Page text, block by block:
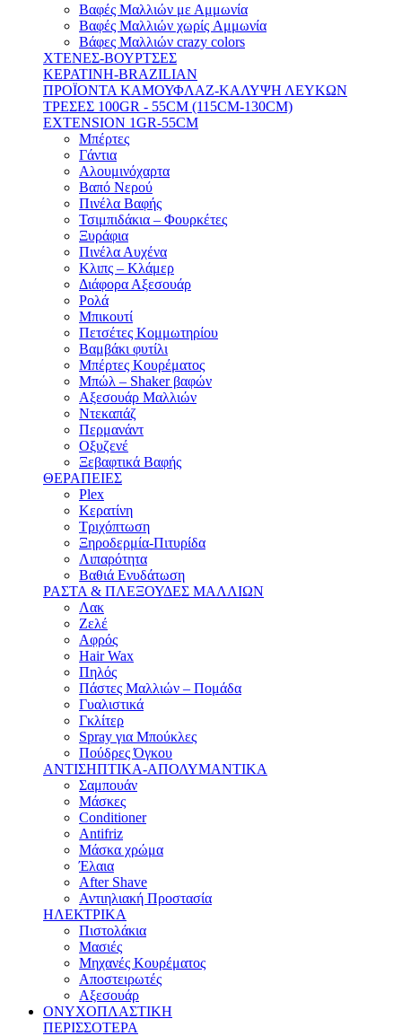
Βαφές Μαλλιών με Αμμωνία
Βαφές Μαλλιών χωρίς Aμμωνία
Βάφες Μαλλιών crazy colors
ΧΤΕΝΕΣ-ΒΟΥΡΤΣΕΣ
ΚΕΡΑΤΙΝΗ-BRAZILIAN
ΠΡΟΪΟΝΤΑ ΚΑΜΟΥΦΛΑΖ-ΚΑΛΥΨΗ ΛΕΥΚΩΝ
ΤΡΕΣΕΣ 100GR - 55CM (115CM-130CM)
EXTENSION 1GR-55CM
Μπέρτες
Γάντια
Αλουμινόχαρτα
Βαπό Νερού
Πινέλα Βαφής
Τσιμπιδάκια – Φουρκέτες
Ξυράφια
Πινέλα Αυχένα
Κλιπς – Κλάμερ
Διάφορα Αξεσουάρ
Ρολά
Μπικουτί
Πετσέτες Κομμωτηρίου
Βαμβάκι φυτίλι
Μπέρτες Κουρέματος
Μπώλ – Shaker βαφών
Αξεσουάρ Μαλλιών
Ντεκαπάζ
Περμανάντ
Οξυζενέ
Ξεβαφτικά Βαφής
ΘΕΡΑΠΕΙΕΣ
Plex
Κερατίνη
Τριχόπτωση
Ξηροδερμία-Πιτυρίδα
Λιπαρότητα
Βαθιά Ενυδάτωση
ΡΑΣΤΑ & ΠΛΕΞΟΥΔΕΣ ΜΑΛΛΙΩΝ
Λακ
Ζελέ
Αφρός
Hair Wax
Πηλός
Πάστες Μαλλιών – Πομάδα
Γυαλιστικά
Γκλίτερ
Spray για Μπούκλες
Πούδρες Όγκου
ΑΝΤΙΣΗΠΤΙΚΑ-ΑΠΟΛΥΜΑΝΤΙΚΑ
Σαμπουάν
Μάσκες
Conditioner
Antifriz
Μάσκα χρώμα
Έλαια
After Shave
Αντιηλιακή Προστασία
ΗΛΕΚΤΡΙΚΑ
Πιστολάκια
Μασιές
Μηχανές Κουρέματος
Αποστειρωτές
Αξεσουάρ
ΟΝΥΧΟΠΛΑΣΤΙΚΗ
ΠΕΡΙΣΣΟΤΕΡΑ